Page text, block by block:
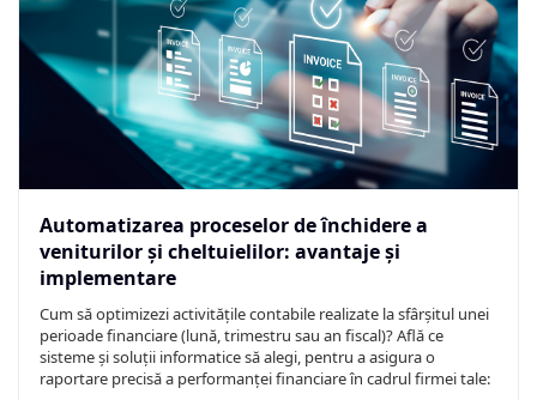
Automatizarea proceselor de închidere a
veniturilor și cheltuielilor: avantaje și
implementare
Cum să optimizezi activitățile contabile realizate la sfârșitul unei
perioade financiare (lună, trimestru sau an fiscal)? Află ce
sisteme și soluții informatice să alegi, pentru a asigura o
raportare precisă a performanței financiare în cadrul firmei tale: